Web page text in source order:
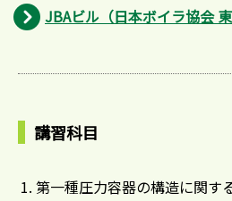
JBAビル（日本ボイラ協会
講習科目
第一種圧力容器の構造に関す